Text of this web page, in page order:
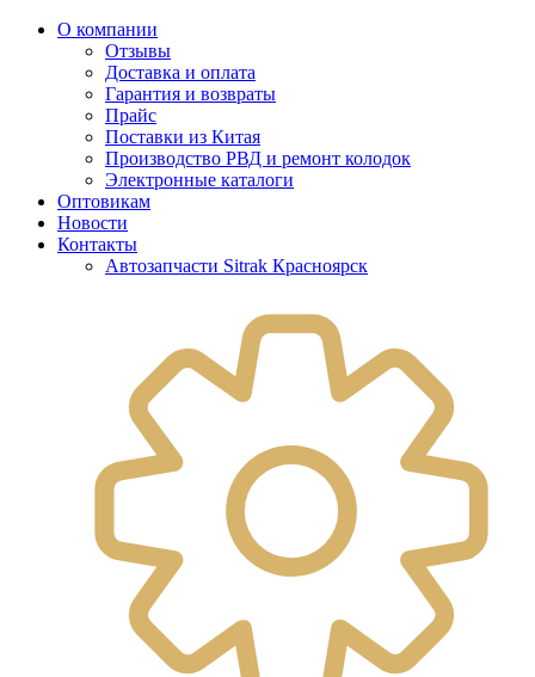
О компании
Отзывы
Доставка и оплата
Гарантия и возвраты
Прайс
Поставки из Китая
Производство РВД и ремонт колодок
Электронные каталоги
Оптовикам
Новости
Контакты
Автозапчасти Sitrak Красноярск